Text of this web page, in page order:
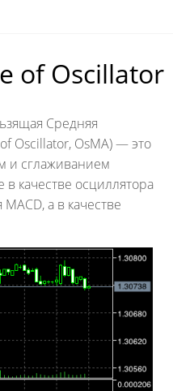
of Oscillator
Средняя
Oscillator, OsMA) — это
и сглаживанием
качестве осциллятора
а в качестве